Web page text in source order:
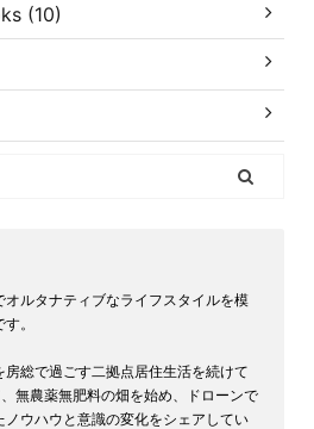
(10)
ルタナティブなライフスタイルを模
。
総で過ごす二拠点居住生活を続けて
無農薬無肥料の畑を始め、ドローンで
ウハウと意識の変化をシェアしてい